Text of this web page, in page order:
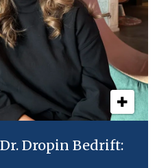
Dropin Bedrift: